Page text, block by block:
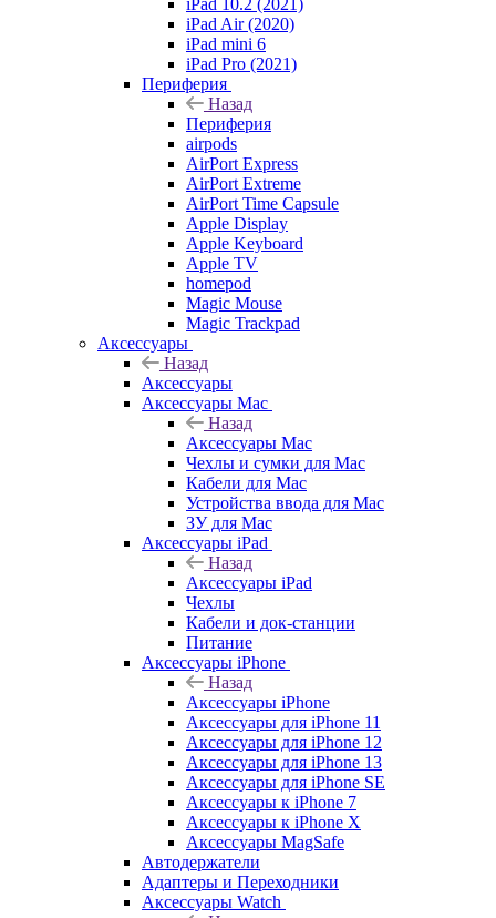
iPad 10.2 (2021)
iPad Air (2020)
iPad mini 6
iPad Pro (2021)
Периферия
Назад
Периферия
airpods
AirPort Express
AirPort Extreme
AirPort Time Capsule
Apple Display
Apple Keyboard
Apple TV
homepod
Magic Mouse
Magic Trackpad
Аксессуары
Назад
Аксессуары
Аксессуары Mac
Назад
Аксессуары Mac
Чехлы и сумки для Mac
Кабели для Mac
Устройства ввода для Mac
ЗУ для Mac
Аксессуары iPad
Назад
Аксессуары iPad
Чехлы
Кабели и док-станции
Питание
Аксессуары iPhone
Назад
Аксессуары iPhone
Аксессуары для iPhone 11
Аксессуары для iPhone 12
Аксессуары для iPhone 13
Аксессуары для iPhone SE
Аксессуары к iPhone 7
Аксессуары к iPhone X
Аксессуары MagSafe
Автодержатели
Адаптеры и Переходники
Аксессуары Watch